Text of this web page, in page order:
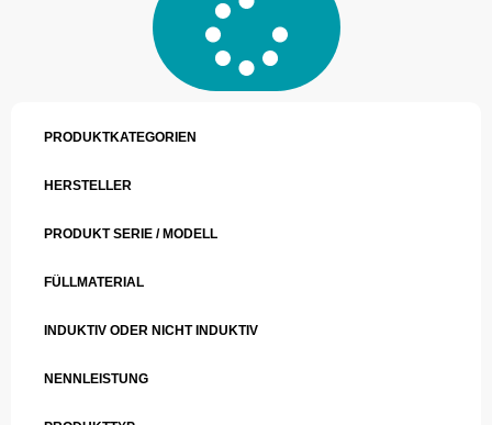
PRODUKTKATEGORIEN
HERSTELLER
PRODUKT SERIE / MODELL
FÜLLMATERIAL
INDUKTIV ODER NICHT INDUKTIV
NENNLEISTUNG